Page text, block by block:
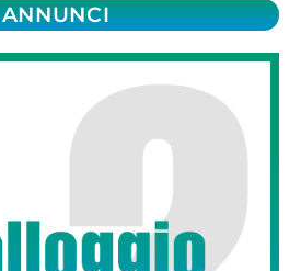
ANNUNCI